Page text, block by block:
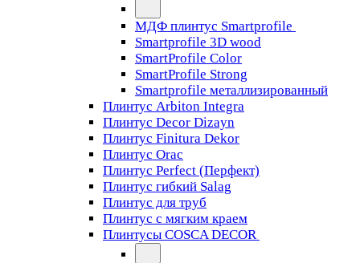
МДФ плинтус Smartprofile
Smartprofile 3D wood
SmartProfile Color
SmartProfile Strong
Smartprofile металлизированный
Плинтус Arbiton Integra
Плинтус Decor Dizayn
Плинтус Finitura Dekor
Плинтус Orac
Плинтус Perfect (Перфект)
Плинтус гибкий Salag
Плинтус для труб
Плинтус с мягким краем
Плинтусы COSCA DECOR